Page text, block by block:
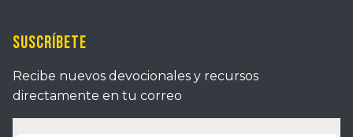
Suscríbete
Recibe nuevos devocionales y recursos
directamente en tu correo